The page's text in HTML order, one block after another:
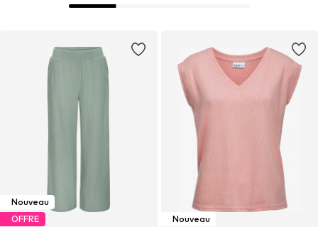
Nouveau
OFFRE
Nouveau